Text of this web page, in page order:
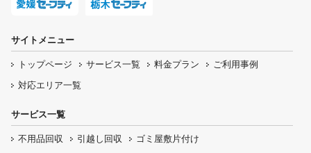
サイトメニュー
トップページ サービス一覧 料金プラン
ご利用事例
対応エリア一覧
サービス一覧
不用品回収 引越し回収
ゴミ屋敷片付け